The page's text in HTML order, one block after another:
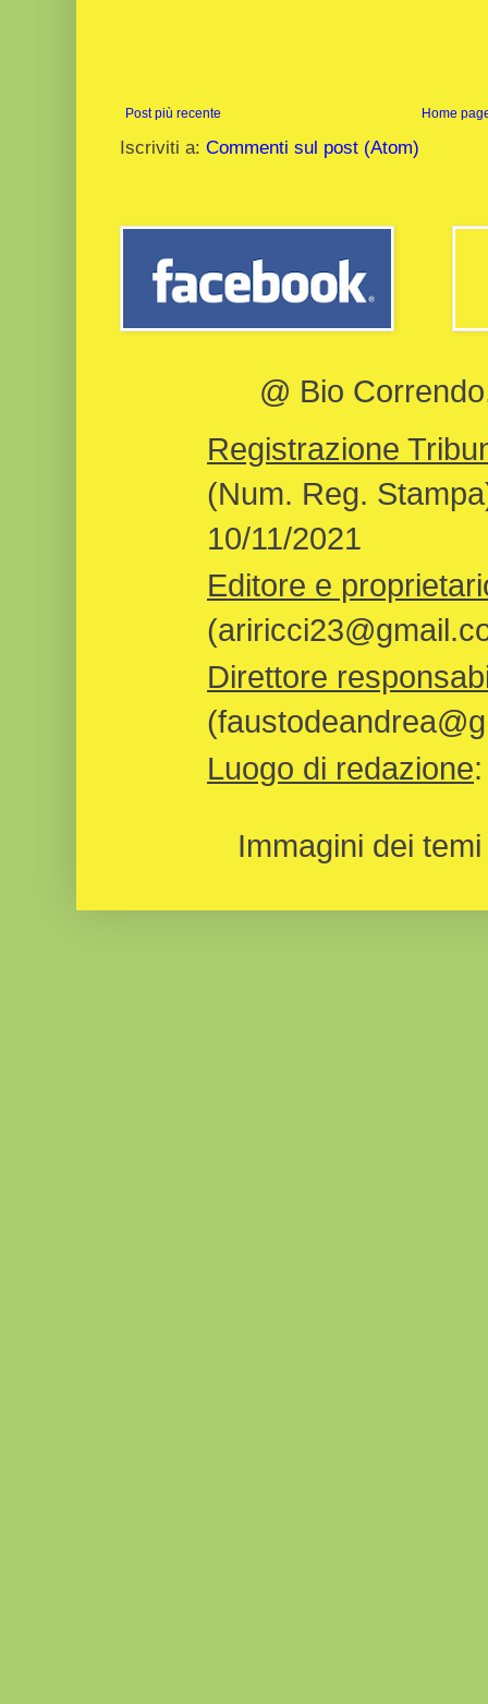
Post più recente Home
Iscriviti a: Commenti sul post (Atom)
@ Bio
Registrazione
(Num. Reg.
10/11/2021
Editore e
Direttore
Luogo di redazione
Immagini dei